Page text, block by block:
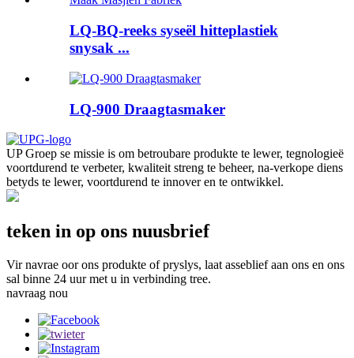
LQ-BQ-reeks syseël hitteplastiek
snysak ...
LQ-900 Draagtasmaker
UP Groep se missie is om betroubare produkte te lewer, tegnologieë
voortdurend te verbeter, kwaliteit streng te beheer, na-verkope diens
betyds te lewer, voortdurend te innover en te ontwikkel.
teken in op ons nuusbrief
Vir navrae oor ons produkte of pryslys, laat asseblief aan ons en ons
sal binne 24 uur met u in verbinding tree.
navraag nou